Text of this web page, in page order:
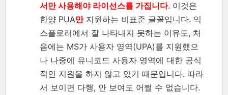
서만 사용해야 라이선스를 가집니다. 이것은
한양 PUA만지원하는 비표준 글꼴입니다. 익
스플로러에서 잘 나타내지 못하는 이유도, 처
음에는 MS가 사용자 영역(UPA)를 지원했으
나 나중에 유니코드 사용자 영역에 대한 공식
적인 지원을 하지 않고 있기 때문입니다. 따라
서 보이면 다행, 안 보여도 어쩔 수 없습니다.